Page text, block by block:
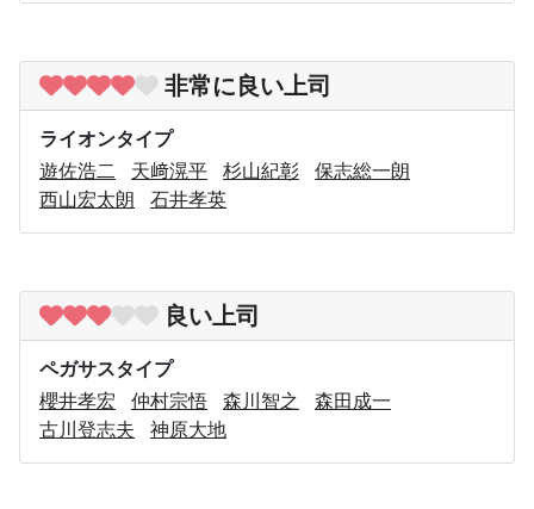
非常に良い上司
ライオンタイプ
遊佐浩二
天﨑滉平 杉山紀彰
保志総一朗
西山宏太朗
石井孝英
良い上司
ペガサスタイプ
櫻井孝宏
仲村宗悟 森川智之
森田成一
古川登志夫
神原大地